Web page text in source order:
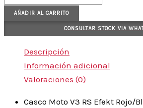
AÑADIR AL CARRITO
CONSULTAR STOCK VIA
Descripción
Información adicional
Valoraciones (0)
Casco Moto V3 RS Efekt Rojo/